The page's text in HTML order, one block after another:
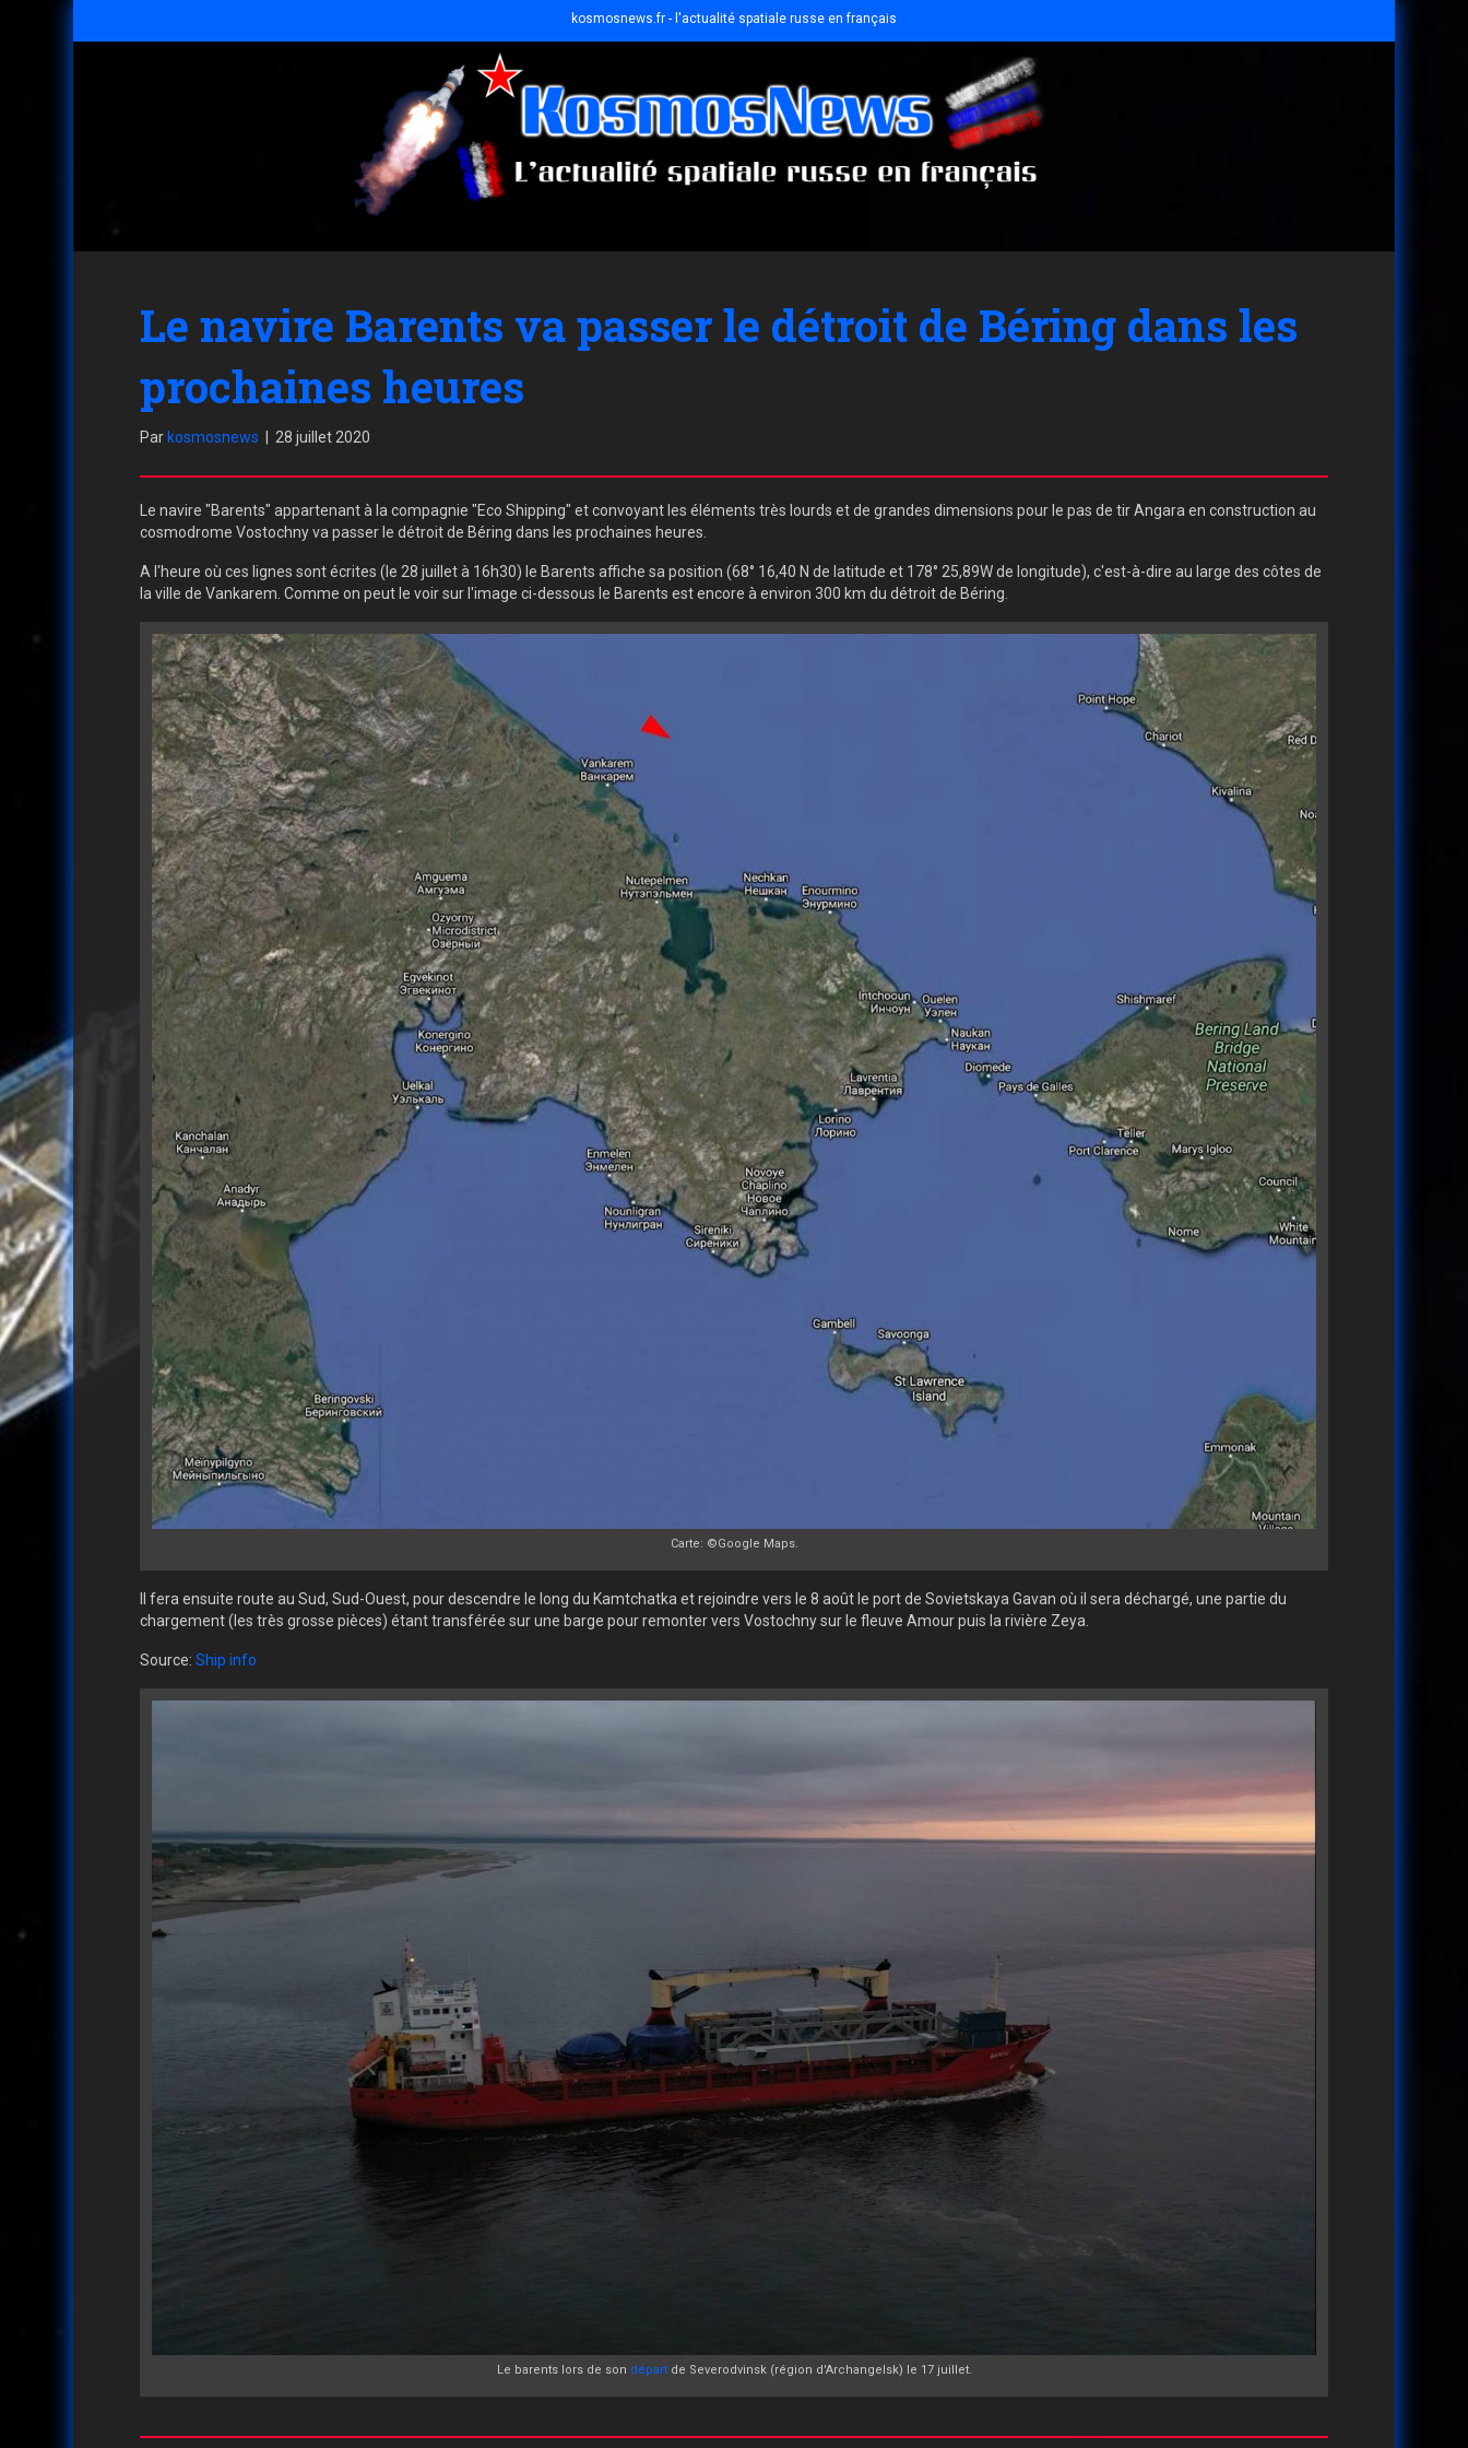
kosmosnews.fr - l'actualité spatiale russe en français
Le navire Barents va passer le détroit de Béring dans les
prochaines heures
Par kosmosnews 28 juillet 2020
Le navire "Barents" appartenant à la compagnie "Eco Shipping" et convoyant les éléments très lourds et de grandes dimensions pour le pas de tir Angara en construction au
cosmodrome Vostochny va passer le détroit de Béring dans les prochaines heures.
A l'heure où ces lignes sont écrites (le 28 juillet à 16h30) le Barents affiche sa position (68° 16,40 N de latitude et 178° 25,89W de longitude), c'est-à-dire au large des côtes de
la ville de Vankarem. Comme on peut le voir sur l'image ci-dessous le Barents est encore à environ 300 km du détroit de Béring.
Carte: ©Google Maps.
Il fera ensuite route au Sud, Sud-Ouest, pour descendre le long du Kamtchatka et rejoindre vers le 8 août le port de Sovietskaya Gavan où il sera déchargé, une partie du
chargement (les très grosse pièces) étant transférée sur une barge pour remonter vers Vostochny sur le fleuve Amour puis la rivière Zeya.
Source: Ship info
Le barents lors de son départde Severodvinsk (région d'Archangelsk) le 17 juillet.